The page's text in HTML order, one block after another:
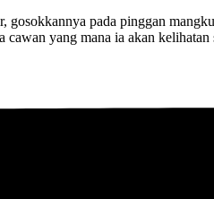
gosokkannya pada pinggan
yang mana ia akan kelihatan